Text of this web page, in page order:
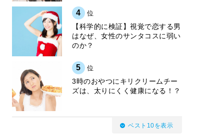
4 位
【科学的に検証】視覚で恋する男
はなぜ、女性のサンタコスに弱い
のか？
5 位
3時のおやつにキリクリームチー
ズは、太りにくく健康になる！？
ベスト10を表示